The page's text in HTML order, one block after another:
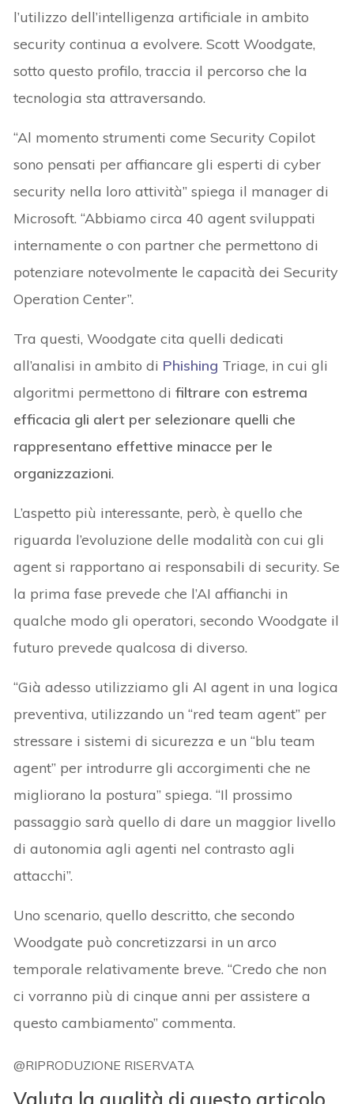
l’utilizzo dell’intelligenza artificiale in ambito
security continua a evolvere. Scott Woodgate,
sotto questo profilo, traccia il percorso che la
tecnologia sta attraversando.
“Al momento strumenti come Security Copilot
sono pensati per affiancare gli esperti di cyber
security nella loro attività” spiega il manager di
Microsoft. “Abbiamo circa 40 agent sviluppati
internamente o con partner che permettono di
potenziare notevolmente le capacità dei Security
Operation Center”.
Tra questi, Woodgate cita quelli dedicati
all’analisi in ambito di Phishing Triage, in cui gli
algoritmi permettono difiltrare con estrema
efficacia gli alert per selezionare quelli che
rappresentano effettive minacce per le
organizzazioni.
L’aspetto più interessante, però, è quello che
riguarda l’evoluzione delle modalità con cui gli
agent si rapportano ai responsabili di security. Se
la prima fase prevede che l’AI affianchi in
qualche modo gli operatori, secondo Woodgate il
futuro prevede qualcosa di diverso.
“Già adesso utilizziamo gli AI agent in una logica
preventiva, utilizzando un “red team agent” per
stressare i sistemi di sicurezza e un “blu team
agent” per introdurre gli accorgimenti che ne
migliorano la postura” spiega. “Il prossimo
passaggio sarà quello di dare un maggior livello
di autonomia agli agenti nel contrasto agli
attacchi”.
Uno scenario, quello descritto, che secondo
Woodgate può concretizzarsi in un arco
temporale relativamente breve. “Credo che non
ci vorranno più di cinque anni per assistere a
questo cambiamento” commenta.
@RIPRODUZIONE RISERVATA
Valuta la qualità di questo articolo